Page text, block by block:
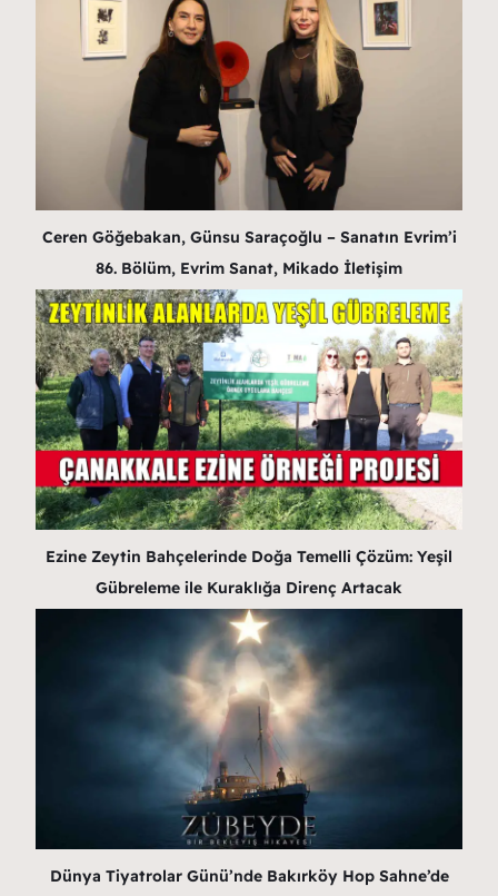
Ceren Göğebakan, Günsu Saraçoğlu – Sanatın Evrim’i
86. Bölüm, Evrim Sanat, Mikado İletişim
Ezine Zeytin Bahçelerinde Doğa Temelli Çözüm: Yeşil
Gübreleme ile Kuraklığa Direnç Artacak
Dünya Tiyatrolar Günü’nde Bakırköy Hop Sahne’de